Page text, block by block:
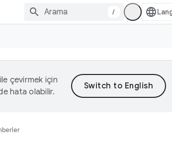
/
çevirmek için
hata olabilir.